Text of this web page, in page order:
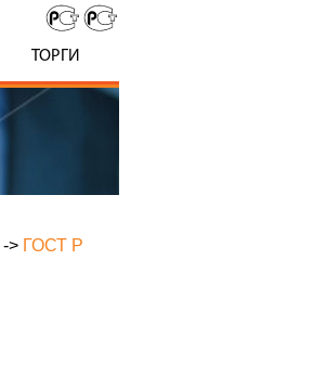
ТОРГИ
-> ГОСТ Р